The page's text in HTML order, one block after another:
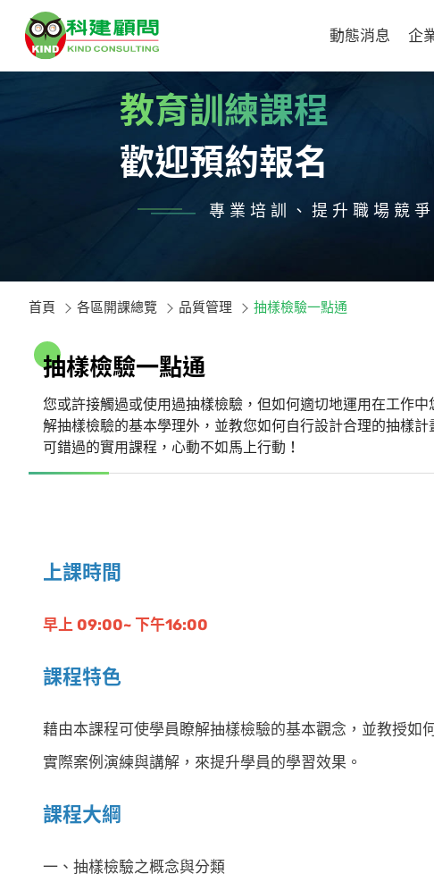
動態消息 企
教育訓練課程
歡迎預約報名
專業培訓、提升職場競爭
首頁 各區開課總覽 品質管理 抽樣檢驗一點通
抽樣檢驗一點通
您或許接觸過或使用過抽樣檢驗，但如何適切地運用在工作
解抽樣檢驗的基本學理外，並教您如何自行設計合理的抽樣
可錯過的實用課程，心動不如馬上行動！
上課時間
早上 09:00~ 下午16:00
課程特色
藉由本課程可使學員瞭解抽樣檢驗的基本觀念，並教授如
實際案例演練與講解，來提升學員的學習效果。
課程大綱
一、抽樣檢驗之概念與分類